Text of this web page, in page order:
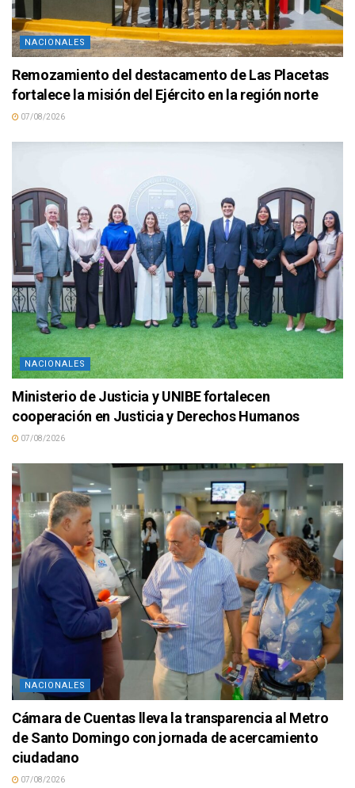
NACIONALES
Remozamiento del destacamento de Las Placetas
fortalece la misión del Ejército en la región norte
07/08/2026
NACIONALES
Ministerio de Justicia y UNIBE fortalecen
cooperación en Justicia y Derechos Humanos
07/08/2026
NACIONALES
Cámara de Cuentas lleva la transparencia al Metro
de Santo Domingo con jornada de acercamiento
ciudadano
07/08/2026